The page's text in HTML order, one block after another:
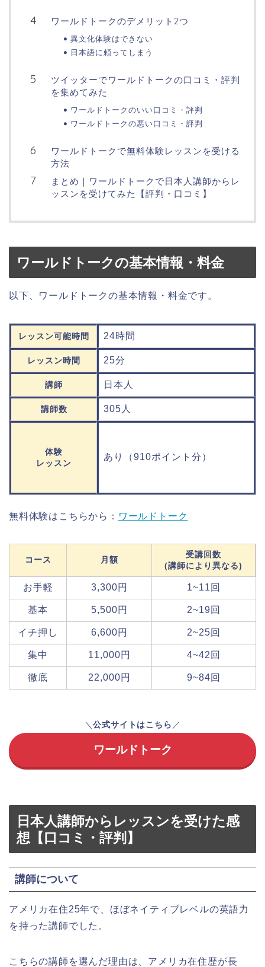
ワールドトークのデメリット2つ
異文化体験はできない
日本語に頼ってしまう
ツイッターでワールドトークの口コミ・評判
を集めてみた
ワールドトークのいい口コミ・評判
ワールドトークの悪い口コミ・評判
ワールドトークで無料体験レッスンを受ける
方法
まとめ｜ワールドトークで日本人講師からレ
ッスンを受けてみた【評判・口コミ】
ワールドトークの基本情報・料金
以下、ワールドトークの基本情報・料金です。
レッスン可能時間 24時間
レッスン時間 25分
講師 日本人
講師数 305人
体験
レッスン
あり（910ポイント分）
無料体験はこちらから： ワールドトーク
コース 月額
受講回数
(講師により異なる)
お手軽 3,300円 1~11回
基本 5,500円 2~19回
イチ押し 6,600円 2~25回
集中 11,000円 4~42 回
徹底 22,000円 9~84回
＼公式サイトはこちら ／
ワールドトーク
日本人講師からレッスンを受けた感
想【口コミ・評判】
講師について
アメリカ在住25年で、ほぼネイティブレベルの英語力
を持った講師でした。
こちらの講師を選んだ理由は、アメリカ在住歴が長